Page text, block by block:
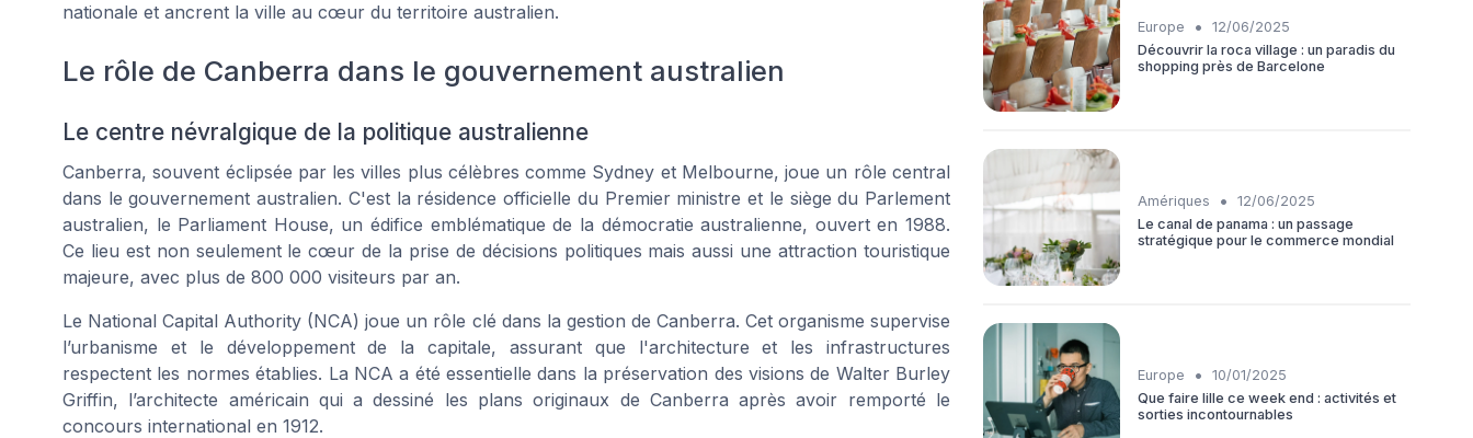
nationale et ancrent la ville au cœur du territoire australien.
Le rôle de Canberra dans le gouvernement australien
Le centre névralgique de la politique australienne
Canberra, souvent éclipsée par les villes plus célèbres comme Sydney et Melbourne, joue un rôle central
dans le gouvernement australien. C'est la résidence officielle du Premier ministre et le siège du Parlement
australien, le Parliament House, un édifice emblématique de la démocratie australienne, ouvert en 1988.
Ce lieu est non seulement le cœur de la prise de décisions politiques mais aussi une attraction touristique
majeure, avec plus de 800 000 visiteurs par an.
Le National Capital Authority (NCA) joue un rôle clé dans la gestion de Canberra. Cet organisme supervise
l’urbanisme et le développement de la capitale, assurant que l'architecture et les infrastructures
respectent les normes établies. La NCA a été essentielle dans la préservation des visions de Walter Burley
Griffin, l’architecte américain qui a dessiné les plans originaux de Canberra après avoir remporté le
concours international en 1912.
Europe •
12/06/2025
Découvrir la roca village : un paradis du
shopping près de Barcelone
Amériques •
12/06/2025
Le canal de panama : un passage
stratégique pour le commerce mondial
Europe •
10/01/2025
Que faire lille ce week end : activités et
sorties incontournables